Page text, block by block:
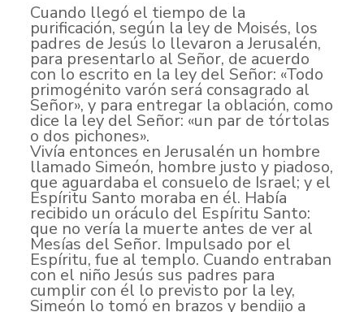
Cuando llegó el tiempo de la
purificación, según la ley de Moisés, los
padres de Jesús lo llevaron a Jerusalén,
para presentarlo al Señor, de acuerdo
con lo escrito en la ley del Señor: «Todo
primogénito varón será consagrado al
Señor», y para entregar la oblación, como
dice la ley del Señor: «un par de tórtolas
o dos pichones».
Vivía entonces en Jerusalén un hombre
llamado Simeón, hombre justo y piadoso,
que aguardaba el consuelo de Israel; y el
Espíritu Santo moraba en él. Había
recibido un oráculo del Espíritu Santo:
que no vería la muerte antes de ver al
Mesías del Señor. Impulsado por el
Espíritu, fue al templo. Cuando entraban
con el niño Jesús sus padres para
cumplir con él lo previsto por la ley,
Simeón lo tomó en brazos y bendijo a